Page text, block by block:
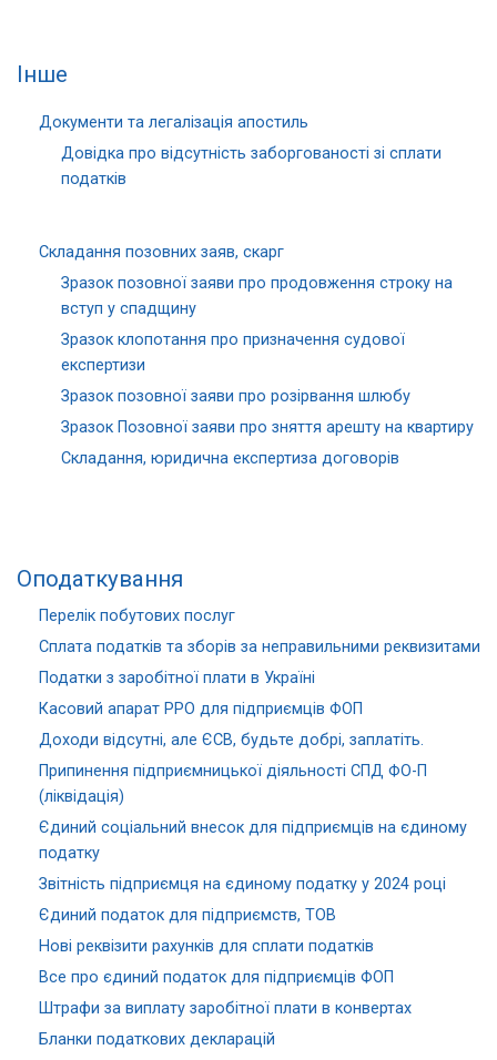
Інше
Документи та легалізація апостиль
Довідка про відсутність заборгованості зі сплати
податків
Складання позовних заяв, скарг
Зразок позовної заяви про продовження строку на
вступ у спадщину
Зразок клопотання про призначення судової
експертизи
Зразок позовної заяви про розірвання шлюбу
Зразок Позовної заяви про зняття арешту на квартиру
Складання, юридична експертиза договорів
Оподаткування
Перелік побутових послуг
Сплата податків та зборів за неправильними реквизитами
Податки з заробітної плати в Україні
Касовий апарат РРО для підприємців ФОП
Доходи відсутні, але ЄСВ, будьте добрі, заплатіть.
Припинення підприємницької діяльності СПД ФО-П
(ліквідація)
Єдиний соціальний внесок для підприємців на єдиному
податку
Звітність підприємця на єдиному податку у 2024 році
Єдиний податок для підприємств, ТОВ
Нові реквізити рахунків для сплати податків
Все про єдиний податок для підприємців ФОП
Штрафи за виплату заробітної плати в конвертах
Бланки податкових декларацій